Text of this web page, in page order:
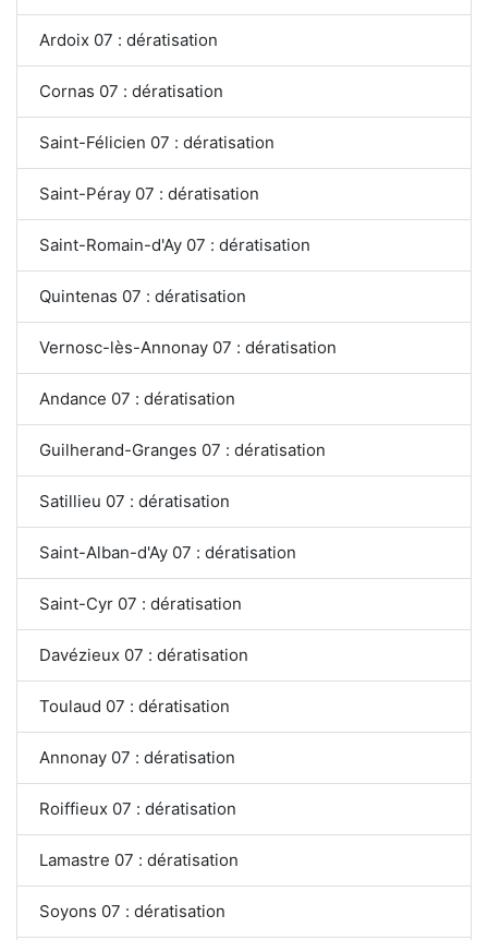
Ardoix 07 : dératisation
Cornas 07 : dératisation
Saint-Félicien 07 : dératisation
Saint-Péray 07 : dératisation
Saint-Romain-d'Ay 07 : dératisation
Quintenas 07 : dératisation
Vernosc-lès-Annonay 07 : dératisation
Andance 07 : dératisation
Guilherand-Granges 07 : dératisation
Satillieu 07 : dératisation
Saint-Alban-d'Ay 07 : dératisation
Saint-Cyr 07 : dératisation
Davézieux 07 : dératisation
Toulaud 07 : dératisation
Annonay 07 : dératisation
Roiffieux 07 : dératisation
Lamastre 07 : dératisation
Soyons 07 : dératisation